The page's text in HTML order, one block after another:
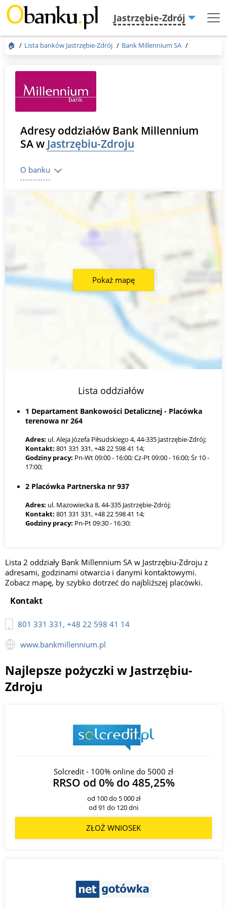
Jastrzębie-Zdrój
Menu
🏠 Lista banków Jastrzębie-Zdrój Bank Millennium SA
Adresy oddziałów Bank Millennium
SA w Jastrzębiu-Zdroju
O banku
Lista oddziałów
1 Departament Bankowości Detalicznej - Placówka
terenowa nr 264
Adres: ul. Aleja Józefa Piłsudskiego 4, 44-335 Jastrzębie-Zdrój;
Kontakt: 801 331 331, +48 22 598 41 14;
Godziny pracy: Pn-Wt 09:00 - 16:00; Cz-Pt 09:00 - 16:00; Śr 10 -
17:00;
2 Placówka Partnerska nr 937
Adres: ul. Mazowiecka 8, 44-335 Jastrzębie-Zdrój;
Kontakt: 801 331 331, +48 22 598 41 14;
Godziny pracy: Pn-Pt 09:30 - 16:30;
Pokaż mapę
Lista 2 oddziały Bank Millennium SA w Jastrzębiu-Zdroju z
adresami, godzinami otwarcia i danymi kontaktowymi.
Zobacz mapę, by szybko dotrzeć do najbliższej placówki.
Kontakt
801 331 331, +48 22 598 41 14
www.bankmillennium.pl
Najlepsze pożyczki w Jastrzębiu-
Zdroju
Solcredit - 100% online do 5000 zł
RRSO od 0% do 485,25%
od 100 do 5 000 zł
od 91 do 120 dni
ZŁOŻ WNIOSEK